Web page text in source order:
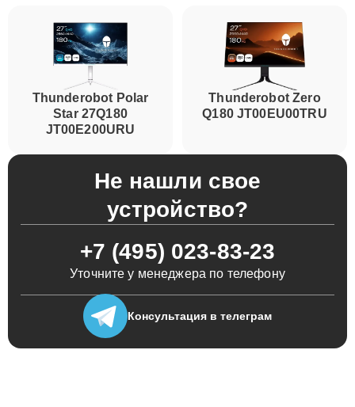
Thunderobot Polar
Star 27Q180
JT00E200URU
Thunderobot Zero
Q180 JT00EU00TRU
Не нашли свое
устройство?
+7 (495) 023-83-23
Уточните у менеджера по телефону
Консультация в телеграм